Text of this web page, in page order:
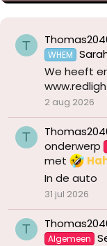
T
WHEM
We heeft
2 aug 2026
T
onderwerp
met
In de auto
31 jul 2026
T
Algemeen